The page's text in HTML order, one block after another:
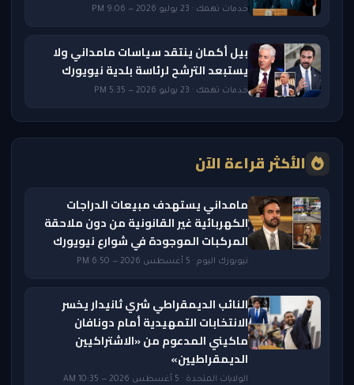
خدمات تهمك · 23 يوليو 2026 — 9:06 PM
بيل أكمان ينتقد سياسات مامداني ولا
يستبعد الترشح لرئاسة بلدية نيويورك
خدمات تهمك · 23 يوليو 2026 — 5:35 PM
الأكثر قراءة الآن
مامداني يستهدف مبيعات الدراجات
الكهربائية غير القانونية من دون ملاحقة
المركبات الموجودة في شوارع نيويورك
نيويورك اليوم · 5 أغسطس 2026 — 6:50 PM
النائب الديمقراطي شري ثانيدار يخسر
الانتخابات التمهيدية أمام دونافان
ماكيني المدعوم من «الاشتراكيين
الديمقراطيين»
الولايات المتحدة · 5 أغسطس 2026 — 10:35 AM